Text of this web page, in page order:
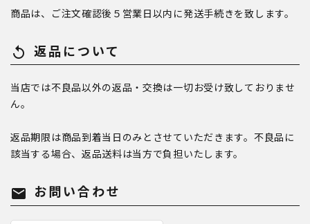
商品は、ご注文確認後５営業日以内に発送手続きを致します。
replay 返品について
当店では不良品以外の返品・交換は一切お受け致しておりませ
ん。
返品期限は商品到着当日のみとさせていただきます。不良品に
該当する場合、返品送料は当方で負担いたします。
mail お問い合わせ